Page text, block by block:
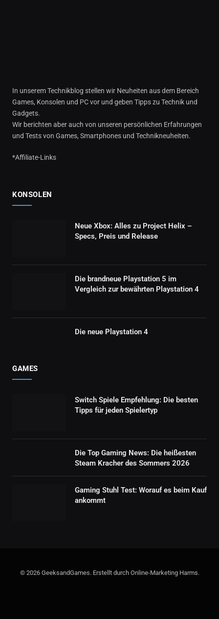
In unserem Technikblog stellen wir Neuheiten aus dem Bereich
Games, Konsolen und PC vor und geben Tipps zu Technik und
Gadgets.
Wir berichten aber auch von unseren persönlichen Erfahrungen
und Tests von Games, Smartphones und Technikneuheiten.
*Affiliate-Links
KONSOLEN
Neue Xbox: Alles zu Project Helix –
Specs, Preis und Release
Die brandneue Playstation 5 im
Vergleich zur bewährten Playstation 4
Die neue Playstation 4
GAMES
Switch Spiele Empfehlung: Die besten
Tipps für jeden Spielertyp
Die Top Gaming News: Die heißesten
Steam Kracher des Sommers 2026
Gaming Stuhl Test: Worauf es beim Kauf
ankommt
© 2026 GeeksandGames. Erstellt durch Online-Marketing Harms.